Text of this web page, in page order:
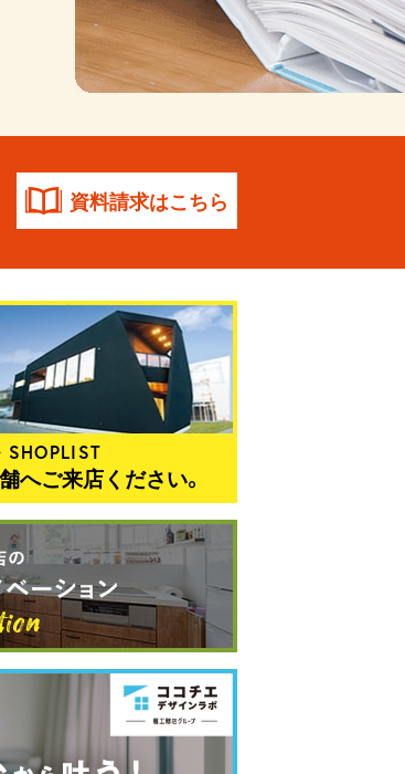
資料請求はこちら
SHOPLIST
へご来店ください。